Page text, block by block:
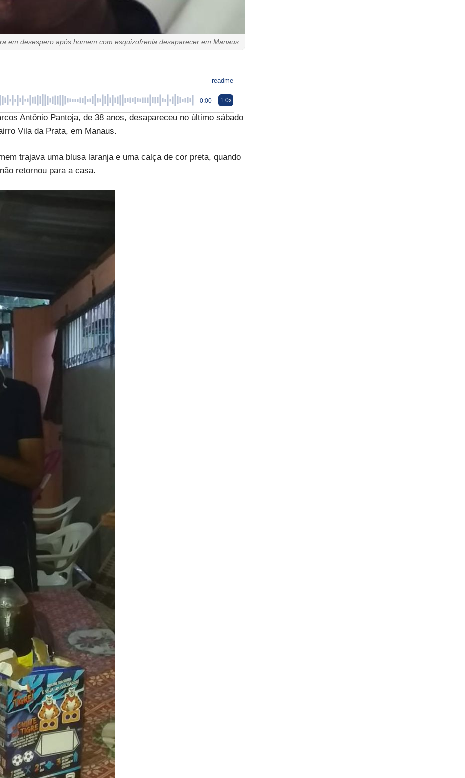
em desespero após homem com esquizofrenia desaparecer em Manaus
readme
0:00 1.0x
Antônio Pantoja, de 38 anos, desapareceu no último sábado
Vila da Prata, em Manaus.
trajava uma blusa laranja e uma calça de cor preta, quando
retornou para a casa.